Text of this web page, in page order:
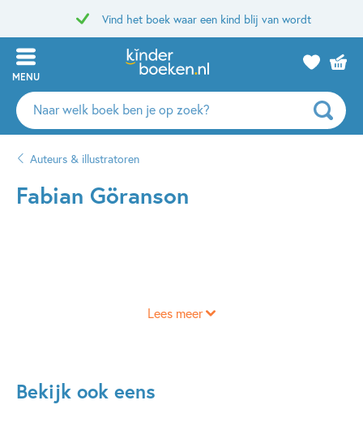
Vind het boek waar een kind blij van wordt
MENU
Zoeken
naar
auteurs
uitgevers
Auteurs & illustratoren
Fabian Göranson
Lees meer
Bekijk ook eens